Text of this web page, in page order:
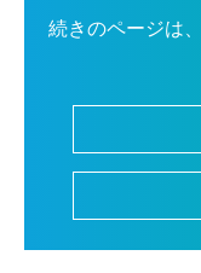
続きのページは